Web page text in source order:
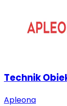
Technik
Apleona